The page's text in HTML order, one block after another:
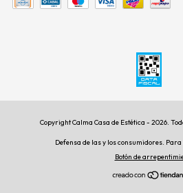
Copyright Calma Casa de Estética - 2026.
Defensa de las y los consumidores.
Botón de